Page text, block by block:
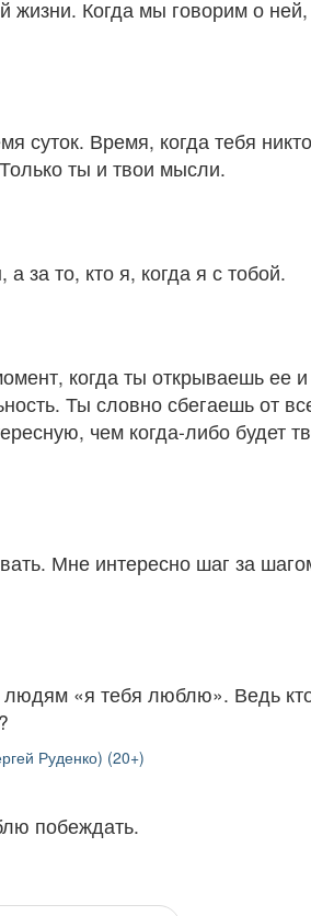
жизни. Когда мы говорим о
суток. Время, когда тебя
ты и твои мысли.
за то, кто я, когда я с тобой.
когда ты открываешь ее и
Ты словно сбегаешь от
чем когда-либо будет
Мне интересно шаг за
людям «я тебя люблю». Ведь
Руденко) (20+)
побеждать.